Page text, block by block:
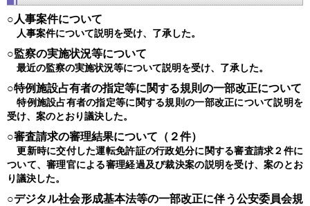
○人事案件について
人事案件について説明を受け、了承した。
○監察の実施状況等について
最近の監察の実施状況等について説明を受け、了承した。
○特例施設占有者の指定等に関する規則の一部改正について
特例施設占有者の指定等に関する規則の一部改正について説明を
受け、案のとおり議決した。
○審査請求の審理結果について（２件）
更新時に交付した運転免許証の行政処分に関する審査請求２件に
ついて、審理官による審理経過及び裁決案の説明を受け、案のとお
り議決した。
○デジタル社会形成基本法等の一部改正に伴う公安委員会規